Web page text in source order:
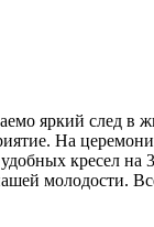
яркий след
На
кресел
молодости.